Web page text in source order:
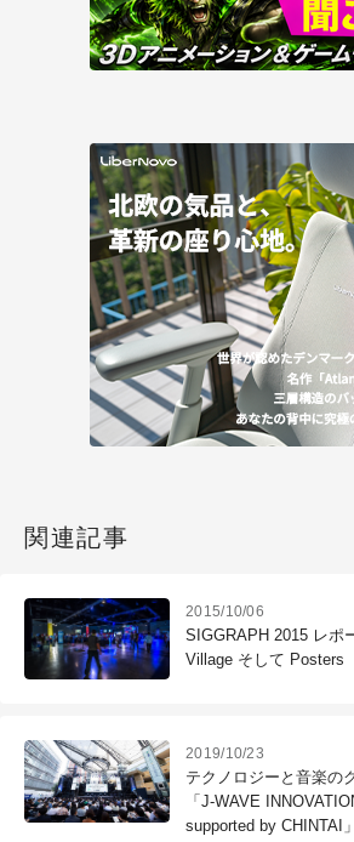
関連記事
2015/10/06
SIGGRAPH 2015 レポ
Village そして Posters
2019/10/23
テクノロジーと音楽の
「J-WAVE
supported by CHINTAI